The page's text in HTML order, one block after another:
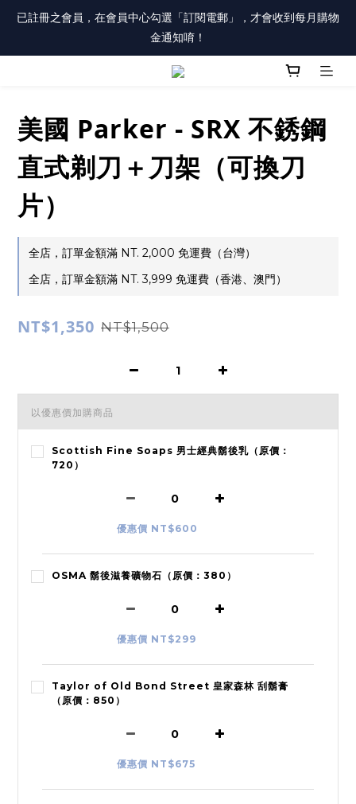
註冊會員「送100元購物金」，同時勾選「接收優惠通知」，還有
每月購物金唷！
已註冊之會員，在會員中心勾選「訂閱電郵」，才會收到每月購物
金通知唷！
註冊會員「送100元購物金」，同時勾選「接收優惠通知」，還有
美國 Parker - SRX 不銹鋼
直式剃刀＋刀架（可換刀
片）
全店，訂單金額滿 NT. 2,000 免運費（台灣）
全店，訂單金額滿 NT. 3,999 免運費（香港、澳門）
NT$1,350 NT$1,500
以優惠價加購商品
Scottish Fine Soaps 男士經典鬍後乳（原價：
720）
優惠價 NT$600
OSMA 鬍後滋養礦物石（原價：380）
優惠價 NT$299
Taylor of Old Bond Street 皇家森林 刮鬍膏
（原價：850）
優惠價 NT$675